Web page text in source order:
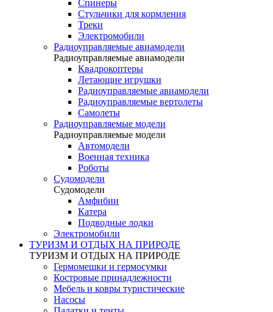
Спинеры
Стульчики для кормления
Треки
Электромобили
Радиоуправляемые авиамодели
Радиоуправляемые авиамодели
Квадрокоптеры
Летающие игрушки
Радиоуправляемые авиамодели
Радиоуправляемые вертолеты
Самолеты
Радиоуправляемые модели
Радиоуправляемые модели
Автомодели
Военная техника
Роботы
Судомодели
Судомодели
Амфибии
Катера
Подводные лодки
Электромобили
ТУРИЗМ И ОТДЫХ НА ПРИРОДЕ
ТУРИЗМ И ОТДЫХ НА ПРИРОДЕ
Гермомешки и гермосумки
Костровые принадлежности
Мебель и ковры туристические
Насосы